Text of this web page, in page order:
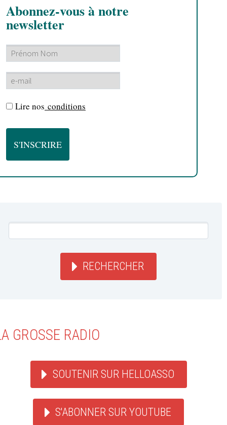
Abonnez-vous à notre
newsletter
Lire nos conditions
RECHERCHER
GROSSE RADIO
SOUTENIR SUR HELLOASSO
S'ABONNER SUR YOUTUBE